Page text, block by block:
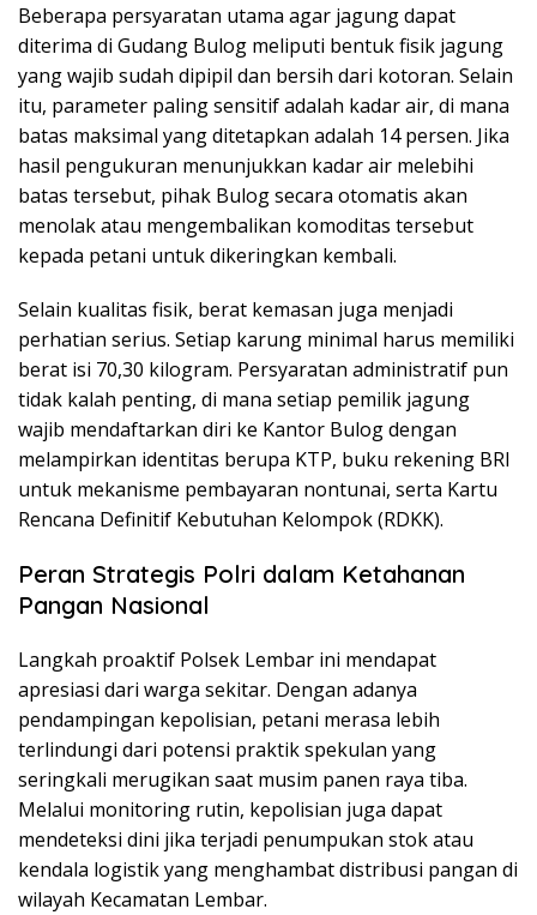
Beberapa persyaratan utama agar jagung dapat
diterima di Gudang Bulog meliputi bentuk fisik jagung
yang wajib sudah dipipil dan bersih dari kotoran. Selain
itu, parameter paling sensitif adalah kadar air, di mana
batas maksimal yang ditetapkan adalah 14 persen. Jika
hasil pengukuran menunjukkan kadar air melebihi
batas tersebut, pihak Bulog secara otomatis akan
menolak atau mengembalikan komoditas tersebut
kepada petani untuk dikeringkan kembali.
Selain kualitas fisik, berat kemasan juga menjadi
perhatian serius. Setiap karung minimal harus memiliki
berat isi 70,30 kilogram. Persyaratan administratif pun
tidak kalah penting, di mana setiap pemilik jagung
wajib mendaftarkan diri ke Kantor Bulog dengan
melampirkan identitas berupa KTP, buku rekening BRI
untuk mekanisme pembayaran nontunai, serta Kartu
Rencana Definitif Kebutuhan Kelompok (RDKK).
Peran Strategis Polri dalam Ketahanan
Pangan Nasional
Langkah proaktif Polsek Lembar ini mendapat
apresiasi dari warga sekitar. Dengan adanya
pendampingan kepolisian, petani merasa lebih
terlindungi dari potensi praktik spekulan yang
seringkali merugikan saat musim panen raya tiba.
Melalui monitoring rutin, kepolisian juga dapat
mendeteksi dini jika terjadi penumpukan stok atau
kendala logistik yang menghambat distribusi pangan di
wilayah Kecamatan Lembar.